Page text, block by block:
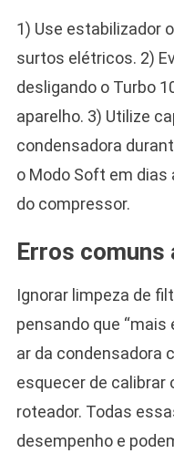
1) Use estabilizador
surtos elétricos. 2)
desligando o Turbo
aparelho. 3) Utilize
condensadora
o Modo Soft em
do compressor.
Erros comuns
Ignorar limpeza de
pensando que “mais
ar da condensadora
esquecer de calibrar
roteador. Todas
desempenho e